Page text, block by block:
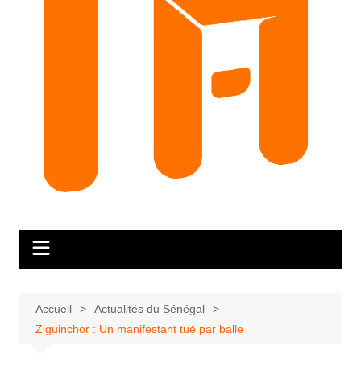
Accueil
Actualités du Sénégal
Ziguinchor : Un manifestant tué par balle